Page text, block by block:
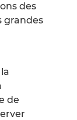
des
grandes
de